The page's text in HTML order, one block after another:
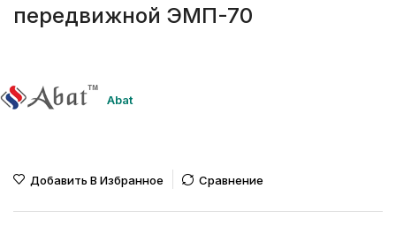
передвижной ЭМП-70
Abat
Добавить В Избранное Сравнение